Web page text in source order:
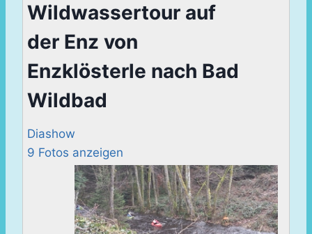
Wildwassertour auf
der Enz von
Enzklösterle nach Bad
Wildbad
Diashow
9 Fotos anzeigen